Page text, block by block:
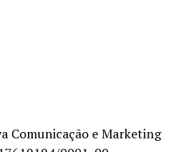
Comunicação e Marketing